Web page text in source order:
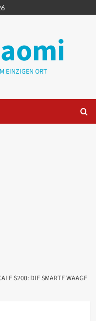
EINZIGEN ORT
S200: DIE SMARTE WAAGE